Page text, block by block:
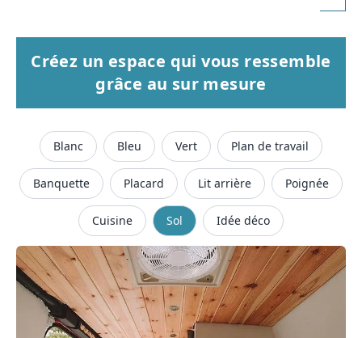
Créez un espace qui vous ressemble
grâce au sur mesure
Blanc Bleu Vert Plan de travail
Banquette Placard Lit arrière Poignée
Cuisine Sol Idée déco